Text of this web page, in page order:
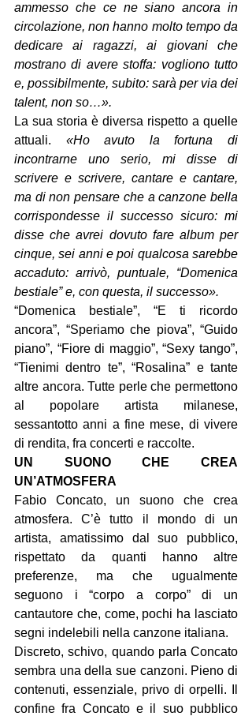
ammesso che ce ne siano ancora in
circolazione, non hanno molto tempo da
dedicare ai ragazzi, ai giovani che
mostrano di avere stoffa: vogliono tutto
e, possibilmente, subito: sarà per via dei
talent, non so…».
La sua storia è diversa rispetto a quelle
attuali. «Ho avuto la fortuna di
incontrarne uno serio, mi disse di
scrivere e scrivere, cantare e cantare,
ma di non pensare che a canzone bella
corrispondesse il successo sicuro: mi
disse che avrei dovuto fare album per
cinque, sei anni e poi qualcosa sarebbe
accaduto: arrivò, puntuale, “Domenica
bestiale” e, con questa, il successo».
“Domenica bestiale”, “E ti ricordo
ancora”, “Speriamo che piova”, “Guido
piano”, “Fiore di maggio”, “Sexy tango”,
“Tienimi dentro te”, “Rosalina” e tante
altre ancora. Tutte perle che permettono
al popolare artista milanese,
sessantotto anni a fine mese, di vivere
di rendita, fra concerti e raccolte.
UN SUONO CHE CREA
UN’ATMOSFERA
Fabio Concato, un suono che crea
atmosfera. C’è tutto il mondo di un
artista, amatissimo dal suo pubblico,
rispettato da quanti hanno altre
preferenze, ma che ugualmente
seguono i “corpo a corpo” di un
cantautore che, come, pochi ha lasciato
segni indelebili nella canzone italiana.
Discreto, schivo, quando parla Concato
sembra una della sue canzoni. Pieno di
contenuti, essenziale, privo di orpelli. Il
confine fra Concato e il suo pubblico